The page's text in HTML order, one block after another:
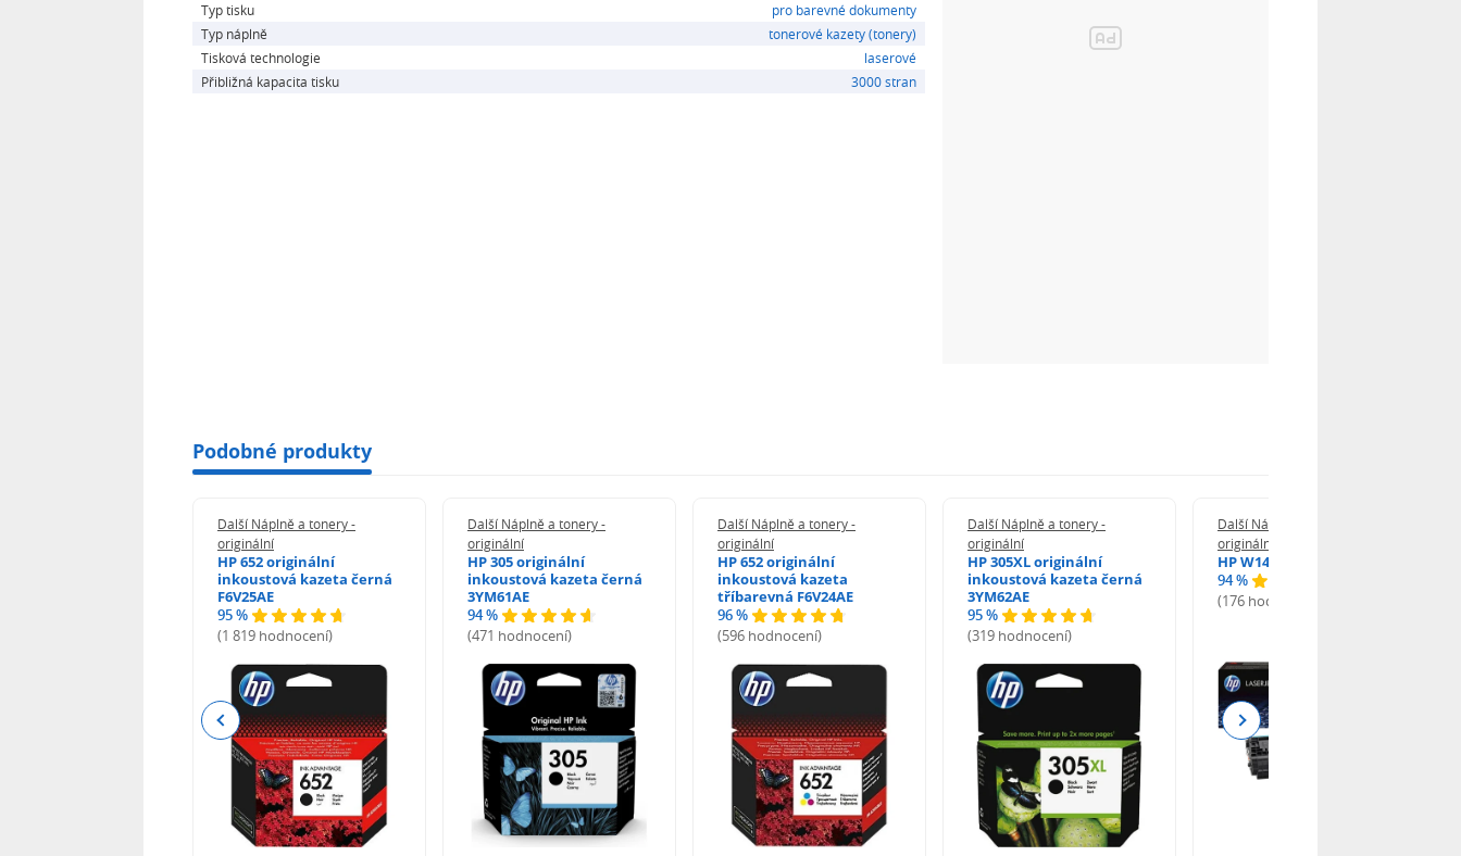
Typ tisku
pro barevné dokumenty
Typ náplně
tonerové kazety (tonery)
Tisková technologie
laserové
Přibližná kapacita tisku
3000 stran
Podobné produkty
Další Náplně a tonery -
originální
HP 652 originální
inkoustová kazeta černá
F6V25AE
95 %
(1 819 hodnocení)
Další Náplně a tonery -
originální
HP 305 originální
inkoustová kazeta černá
3YM61AE
94 %
(471 hodnocení)
Další Náplně a tonery -
originální
HP 652 originální
inkoustová kazeta
tříbarevná F6V24AE
96 %
(596 hodnocení)
Další Náplně a tonery -
originální
HP 305XL originální
inkoustová kazeta černá
3YM62AE
95 %
(319 hodnocení)
Další Náplně a tonery -
originální
HP W1420A - originální
94 %
(176 hodnocení)
Previous Next